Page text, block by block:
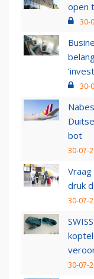
open
30-
30-
bot
30-07-
druk
30-07-
30-07-